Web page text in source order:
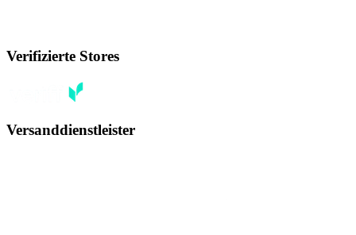
Verifizierte Stores
Versanddienstleister